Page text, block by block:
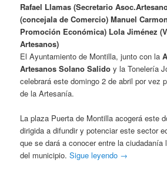
Rafael Llamas (Secretario
(concejala de Comercio) Manuel
Promoción Económica) Lola Jiménez
Artesanos)
El Ayuntamiento de Montilla, junto con la
Artesanos Solano Salido y la Tonelería
celebrará este domingo 2 de abril por vez
de la Artesanía.
La plaza Puerta de Montilla acogerá este
dirigida a difundir y potenciar este sector
que se dará a conocer entre la ciudadanía
del municipio.Sigue leyendo →